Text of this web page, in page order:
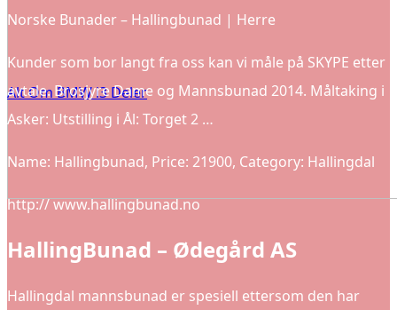
Alt Om BMW i3 Deler
Norske Bunader – Hallingbunad | Herre
Kunder som bor langt fra oss kan vi måle på SKYPE etter
avtale. Brosjyre Dame og Mannsbunad 2014. Måltaking i
Asker: Utstilling i Ål: Torget 2 …
Name: Hallingbunad, Price: 21900, Category: Hallingdal
http:// www.hallingbunad.no
HallingBunad – Ødegård AS
Hallingdal mannsbunad er spesiell ettersom den har